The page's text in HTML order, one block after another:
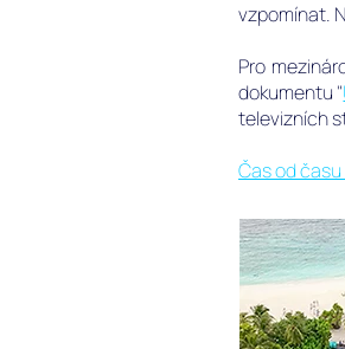
vzpomínat.
Pro
dokumentu "
televizních
Čas od